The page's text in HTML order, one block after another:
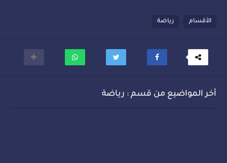
الأقسام رياضة
أخر المواضيع من قسم : رياضة